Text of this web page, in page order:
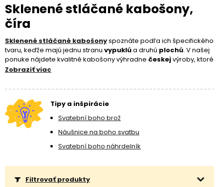
Sklenené stláčané kabošony,
číra
Sklenené stláčané kabošonyspoznáte podľa ich špecifického
tvaru, keďže majú jednu stranu vypuklúa druhú plochú. V našej
ponuke nájdete kvalitné kabošony výhradne českejvýroby, ktoré
sú behom procesu
zasadzovať do lôžokaleboobšívať rokajlovými korálikmi.
pripravili 15krásnych fariebv4 rôznych veľkostiach
pre vás máme tiež úplne priehľadné kabošony, ktoré môžu byť
jednoduchou alternatívou k šperkom napodobňujúcim
Stačí si vybrať veľkosť svojho kabošonu a
pozlátené lôžko a vytvoriť si tak originálne náušnice, náhrdelník s
príveskom, prsteň alebo náramok so spájacím dielom.
Zobraziť viac
Tipy a inšpirácie
Svatební boho brož
Náušnice na boho svatbu
Svatební boho náhrdelník
Filtrovať produkty